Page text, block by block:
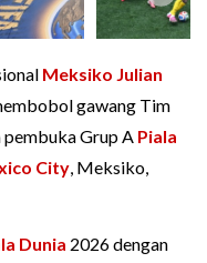
Meksiko Julian
gawang Tim
pembuka Grup A Piala
City, Meksiko,
Dunia 2026 dengan